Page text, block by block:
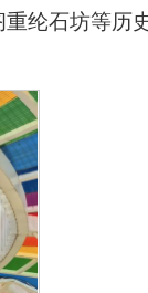
纶石坊等历